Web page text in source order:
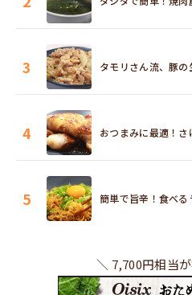
3 タモリさん流、豚の
4 おつまみに最適！
5 簡単で旨辛！食べ
＼ 7,700円相当